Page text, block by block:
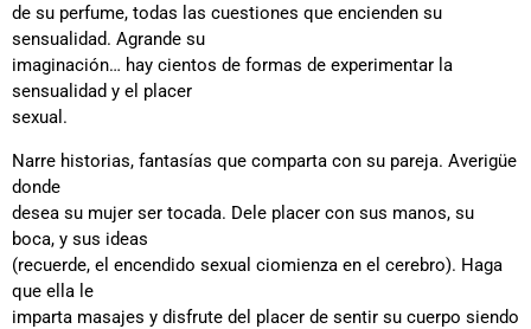
de su perfume, todas las cuestiones que encienden su
sensualidad. Agrande su
imaginación… hay cientos de formas de experimentar la
sensualidad y el placer
sexual.
Narre historias, fantasías que comparta con su pareja. Averigüe
donde
desea su mujer ser tocada. Dele placer con sus manos, su
boca, y sus ideas
(recuerde, el encendido sexual ciomienza en el cerebro). Haga
que ella le
imparta masajes y disfrute del placer de sentir su cuerpo siendo